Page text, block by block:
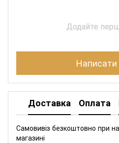
Додайте
Написати
Доставка Оплата
Самовивіз безкоштовно при
магазині